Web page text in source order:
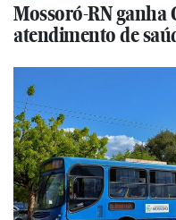
Mossoró-RN ganha
atendimento de